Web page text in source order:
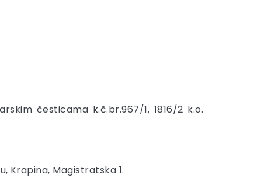
česticama k.č.br.967/1, 1816/2 k.o.
Krapina, Magistratska 1.